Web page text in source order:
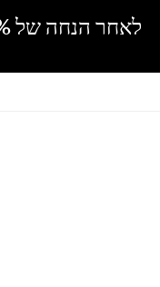
לאחר הנחה של 30% נוספים, אין מכירה סיטונאית.SPRING SALE